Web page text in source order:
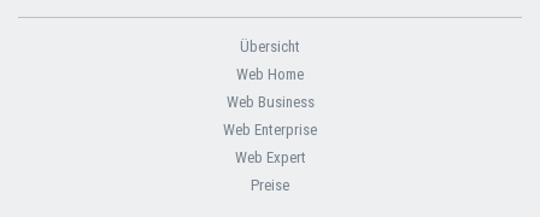
Übersicht
Web Home
Web Business
Web Enterprise
Web Expert
Preise